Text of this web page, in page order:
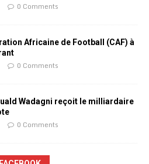
0 Comments
Africaine de Football (CAF) à
0 Comments
Wadagni reçoit le milliardaire
0 Comments